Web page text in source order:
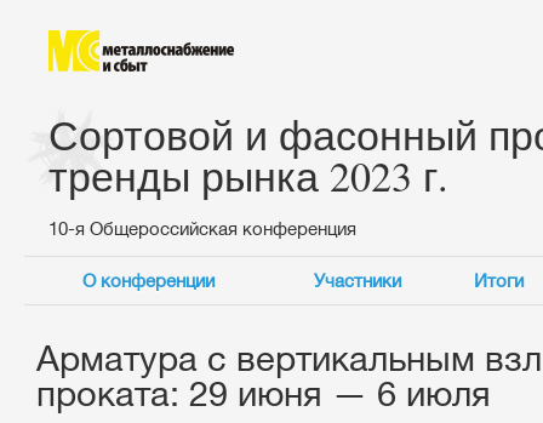
Сортовой и фасонный
тренды рынка 2023 г.
10-я Общероссийская конференция
О конференции Участники Итоги
Арматура с вертикальным
проката: 29 июня — 6 июля